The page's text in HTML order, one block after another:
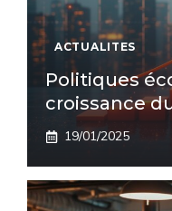
ACTUALITES
Politiques
croissance
19/01/2025